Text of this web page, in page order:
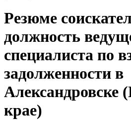
Резюме
должность
специалиста по
задолженности в
Александровске
крае)